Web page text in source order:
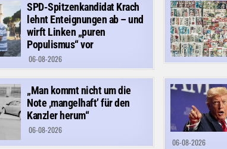
SPD-Spitzenkandidat Krach
lehnt Enteignungen ab – und
wirft Linken „puren
Populismus“ vor
06-08-2026
„Man kommt nicht um die
Note ‚mangelhaft’ für den
Kanzler herum“
06-08-2026
06-08-2026